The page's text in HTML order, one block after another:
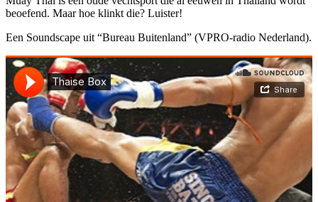
beoefend. Maar hoe klinkt die? Luister!
Een Soundscape uit “Bureau Buitenland” (VPRO-radio Nederland).